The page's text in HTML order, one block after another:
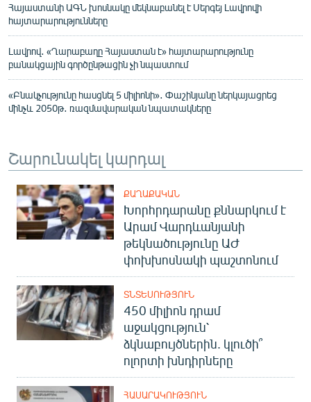
Հայաստանի ԱԳՆ խոսնակը մեկնաբանել է Սերգեյ Լավրովի
հայտարարությունները
Լավրով․ «Ղարաբաղը Հայաստան է» հայտարարությունը
բանակցային գործընթացին չի նպաստում
«Բնակչությունը հասցնել 5 միլիոնի»․ Փաշինյանը ներկայացրեց
մինչև 2050թ․ ռազմավարական նպատակները
Շարունակել կարդալ
ՔԱՂԱՔԱԿԱՆ
Խորհրդարանը քննարկում է
Արամ Վարդևանյանի
թեկնածությունը ԱԺ
փոխխոսնակի պաշտոնում
ՏՆՏԵՍՈՒԹՅՈՒՆ
450 միլիոն դրամ
աջակցություն՝
ձկնաբույծներին. կլուծի՞
ոլորտի խնդիրները
ՀԱՍԱՐԱԿՈՒԹՅՈՒՆ